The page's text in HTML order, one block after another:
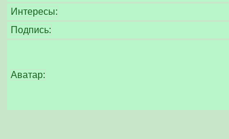
Интересы:
Подпись:
Аватар: